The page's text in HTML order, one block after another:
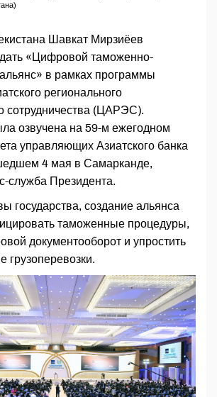
Шавкат Мирзиёев
«Цифровой таможенно-
альянс» в рамках программы
регионального
сотрудничества (ЦАРЭС).
озвучена на 59-м ежегодном
управляющих Азиатского банка
4 мая в Самарканде,
служба Президента.
государства, создание альянса
таможенные процедуры,
документооборот и упростить
грузоперевозки.